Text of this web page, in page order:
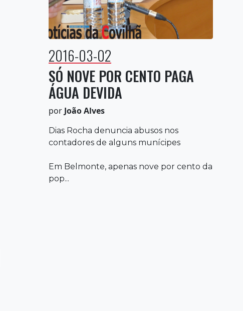
2016-03-02
SÓ NOVE POR CENTO PAGA
ÁGUA DEVIDA
por João Alves
Dias Rocha denuncia abusos nos
contadores de alguns munícipes
Em Belmonte, apenas nove por cento da
pop...